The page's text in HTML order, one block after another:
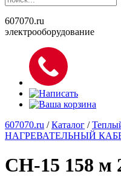
607070.ru
электрооборудование
607070.ru /Каталог /
НАГРЕВАТЕЛЬНЫЙ
СН-15 158 м